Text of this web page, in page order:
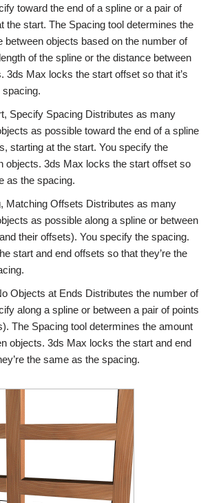
toward the end of a spline or a pair of
the start. The Spacing tool determines the
between objects based on the number of
of the spline or the distance between
3ds Max locks the start offset so that it’s
Specify Spacing Distributes as many
as possible toward the end of a spline
starting at the start. You specify the
objects. 3ds Max locks the start offset so
as the spacing.
Matching Offsets Distributes as many
as possible along a spline or between
their offsets). You specify the spacing.
start and end offsets so that they’re the
Objects at Ends Distributes the number of
along a spline or between a pair of points
The Spacing tool determines the amount
objects. 3ds Max locks the start and end
the same as the spacing.